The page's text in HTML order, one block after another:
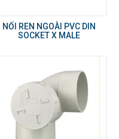
NỐI REN NGOÀI PVC DIN
SOCKET X MALE